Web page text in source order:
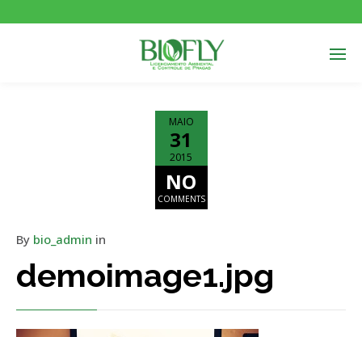
MAIO
31
2015
NO
COMMENTS
By bio_admin in
demoimage1.jpg